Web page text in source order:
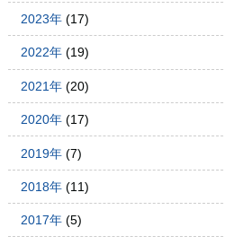
2023年(17)
2022年(19)
2021年(20)
2020年(17)
2019年(7)
2018年(11)
2017年(5)